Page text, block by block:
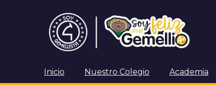
Inicio Nuestro Colegio Academia